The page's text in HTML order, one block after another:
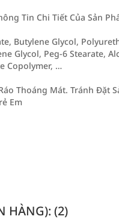
Tin Chi Tiết Của Sản
Butylene Glycol,
Glycol, Peg-6 Stearate,
Copolymer, …
Thoáng Mát. Tránh Đặt
Em
HÀNG): (2)